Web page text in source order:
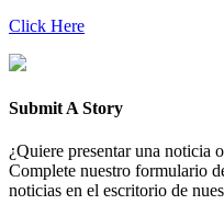
Click Here
Submit A Story
¿Quiere presentar una noticia
Complete nuestro formulario
noticias en el escritorio de